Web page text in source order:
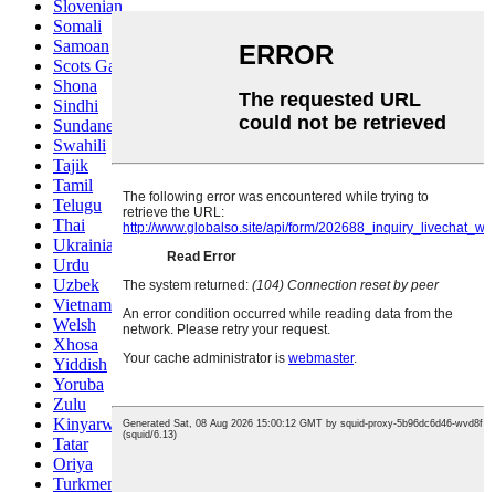
Slovenian
Somali
Samoan
Scots Gaelic
Shona
Sindhi
Sundanese
Swahili
Tajik
Tamil
Telugu
Thai
Ukrainian
Urdu
Uzbek
Vietnamese
Welsh
Xhosa
Yiddish
Yoruba
Zulu
Kinyarwanda
Tatar
Oriya
Turkmen